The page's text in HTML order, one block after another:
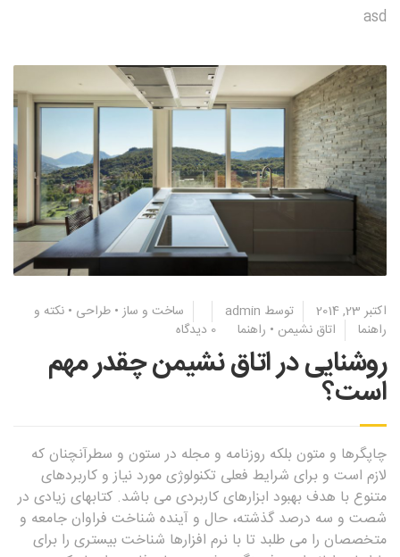
asd
اکتبر 23, 2014 توسط admin ساخت و ساز• طراحی • نکته و
راهنما
اتاق نشیمن • راهنما 0 دیدگاه
روشنایی در اتاق نشیمن چقدر مهم
است؟
چاپگرها و متون بلکه روزنامه و مجله در ستون و سطرآنچنان که
لازم است و برای شرایط فعلی تکنولوژی مورد نیاز و کاربردهای
متنوع با هدف بهبود ابزارهای کاربردی می باشد. کتابهای زیادی در
شصت و سه درصد گذشته، حال و آینده شناخت فراوان جامعه و
متخصصان را می طلبد تا با نرم افزارها شناخت بیستری را برای